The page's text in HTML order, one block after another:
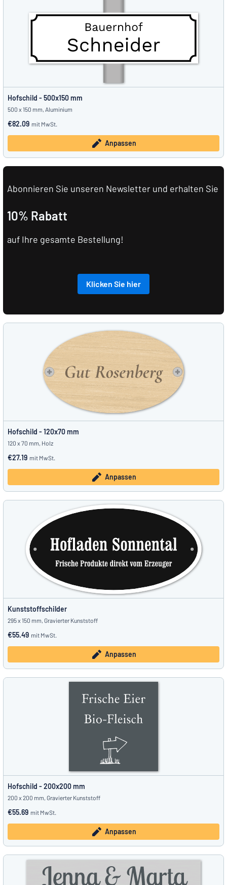
Hofschild - 500x150 mm
500 x 150 mm, Aluminium
€82.09 mit MwSt.
Anpassen
Abonnieren Sie unseren Newsletter und erhalten Sie
10% Rabatt
auf Ihre gesamte Bestellung!
Klicken Sie hier
Hofschild - 120x70 mm
120 x 70 mm, Holz
€27.19 mit MwSt.
Anpassen
Kunststoffschilder
295 x 150 mm, Gravierter Kunststoff
€55.49 mit MwSt.
Anpassen
Hofschild - 200x200 mm
200 x 200 mm, Gravierter Kunststoff
€55.69 mit MwSt.
Anpassen